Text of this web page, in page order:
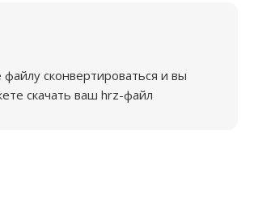
сконвертироваться и вы
скачать ваш hrz-файл